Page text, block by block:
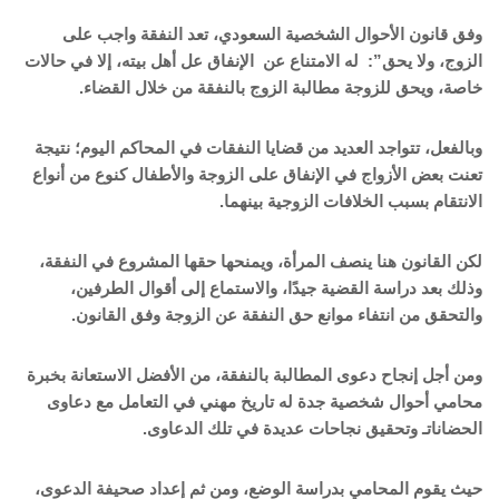
وفق قانون الأحوال الشخصية السعودي، تعد النفقة واجب على
الزوج، ولا يحق”: له الامتناع عن الإنفاق عل أهل بيته، إلا في حالات
خاصة، ويحق للزوجة مطالبة الزوج بالنفقة من خلال القضاء.
وبالفعل، تتواجد العديد من قضايا النفقات في المحاكم اليوم؛ نتيجة
تعنت بعض الأزواج في الإنفاق على الزوجة والأطفال كنوع من أنواع
الانتقام بسبب الخلافات الزوجية بينهما.
لكن القانون هنا ينصف المرأة، ويمنحها حقها المشروع في النفقة،
وذلك بعد دراسة القضية جيدًا، والاستماع إلى أقوال الطرفين،
والتحقق من انتفاء موانع حق النفقة عن الزوجة وفق القانون.
ومن أجل إنجاح دعوى المطالبة بالنفقة، من الأفضل الاستعانة بخبرة
محامي أحوال شخصية جدة له تاريخ مهني في التعامل مع دعاوى
الحضاناتـ وتحقيق نجاحات عديدة في تلك الدعاوى.
حيث يقوم المحامي بدراسة الوضع، ومن ثم إعداد صحيفة الدعوى،